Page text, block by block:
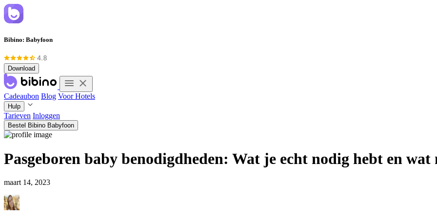
Bibino: Babyfoon
Download
Cadeaubon Blog Voor Hotels
Hulp
Tarieven Inloggen
Bestel Bibino Babyfoon
Pasgeboren baby benodigdheden: Wat je echt nodig hebt en wat
maart 14, 2023